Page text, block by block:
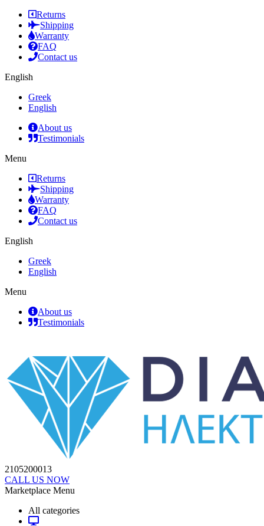
Returns
Shipping
Warranty
FAQ
Contact us
English
Greek
English
About us
Testimonials
Menu
Returns
Shipping
Warranty
FAQ
Contact us
English
Greek
English
Menu
About us
Testimonials
2105200013
CALL US NOW
Marketplace Menu
All categories